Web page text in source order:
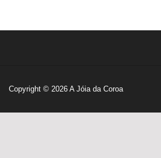
Copyright © 2026 A Jóia da Coroa